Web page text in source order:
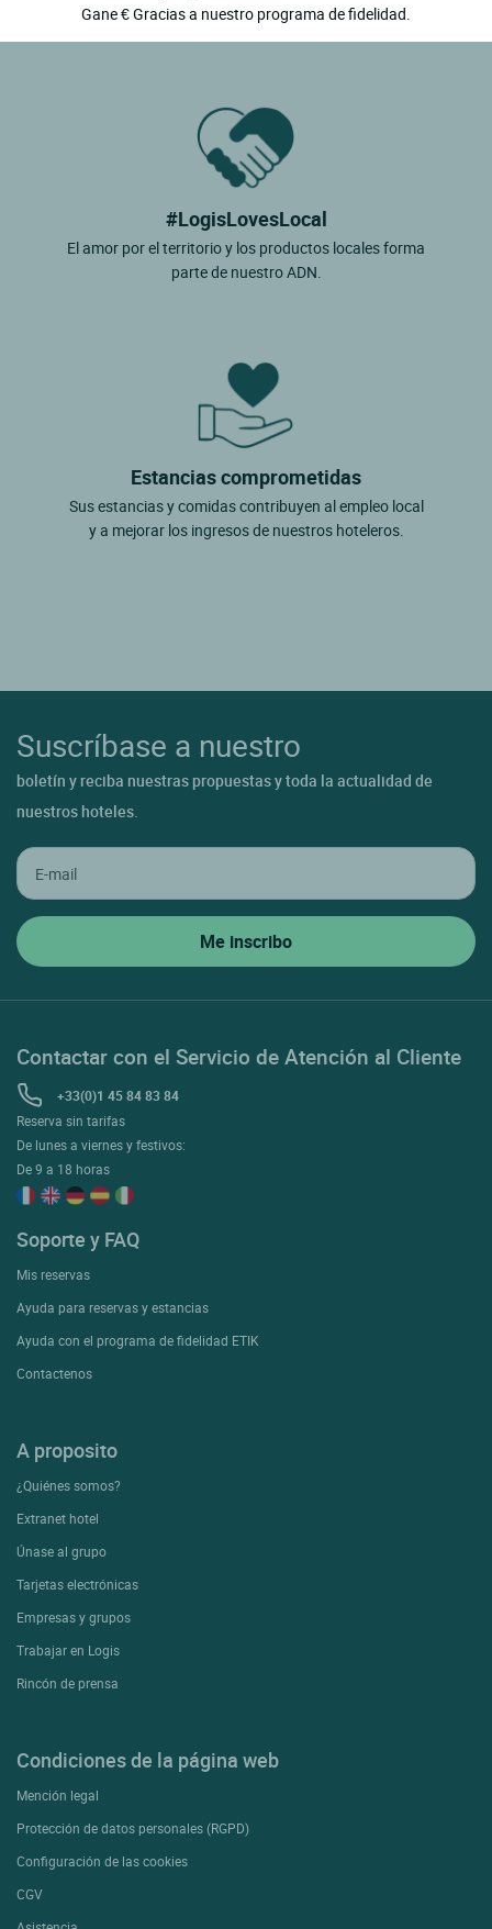
Gane € Gracias a nuestro programa de fidelidad.
#LogisLovesLocal
El amor por el territorio y los productos locales forma
parte de nuestro ADN.
Estancias comprometidas
Sus estancias y comidas contribuyen al empleo local
y a mejorar los ingresos de nuestros hoteleros.
Suscríbase a nuestro
boletín y reciba nuestras propuestas y toda la actualidad de
nuestros hoteles.
Contactar con el Servicio de Atención al Cliente
+33(0)1 45 84 83 84
Reserva sin tarifas
De lunes a viernes y festivos:
De 9 a 18 horas
Soporte y FAQ
Mis reservas
Ayuda para reservas y estancias
Ayuda con el programa de fidelidad ETIK
Contactenos
A proposito
¿Quiénes somos?
Extranet hotel
Únase al grupo
Tarjetas electrónicas
Empresas y grupos
Trabajar en Logis
Rincón de prensa
Condiciones de la página web
Mención legal
Protección de datos personales (RGPD)
Configuración de las cookies
CGV